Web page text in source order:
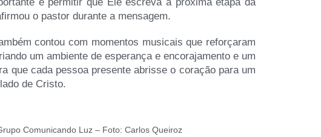
é permitir que Ele escreva a próxima etapa da
o pastor durante a mensagem.
contou com momentos musicais que reforçaram
um ambiente de esperança e encorajamento e um
que cada pessoa presente abrisse o coração para um
de Cristo.
Comunicando Luz – Foto: Carlos Queiroz